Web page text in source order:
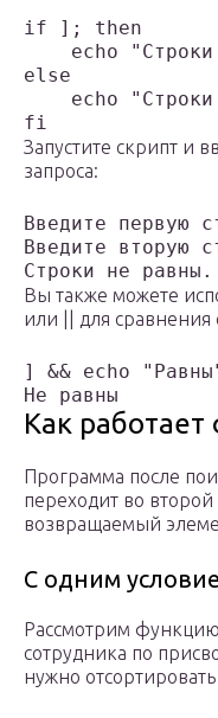
if ]; then
echo "Строки
else
echo "Строки
fi
Запустите скрипт и
запроса:
Введите первую
Введите вторую
Строки не равны.
Вы также можете
или || для сравнения
] && echo
Не равны
Как работает
Программа после
переходит во
возвращаемый
С одним
Рассмотрим
сотрудника по
нужно